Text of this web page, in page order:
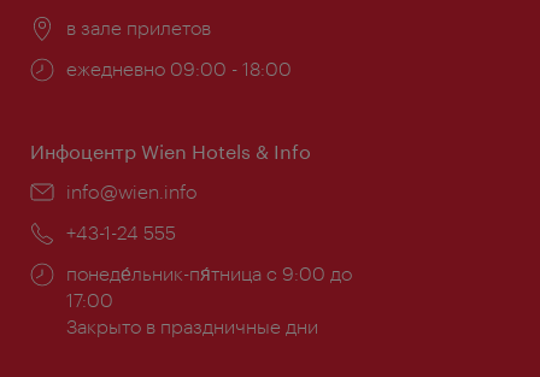
Расположение:
в зале прилетов
Часы
ежедневно 09:00 - 18:00
Инфоцентр Wien Hotels & Info
Эл.
info@wien.info
Телефон:
+43-1-24 555
Часы
работы:
понеде́льник-пя́тница с 9:00 до
17:00
Закрыто в праздничные дни